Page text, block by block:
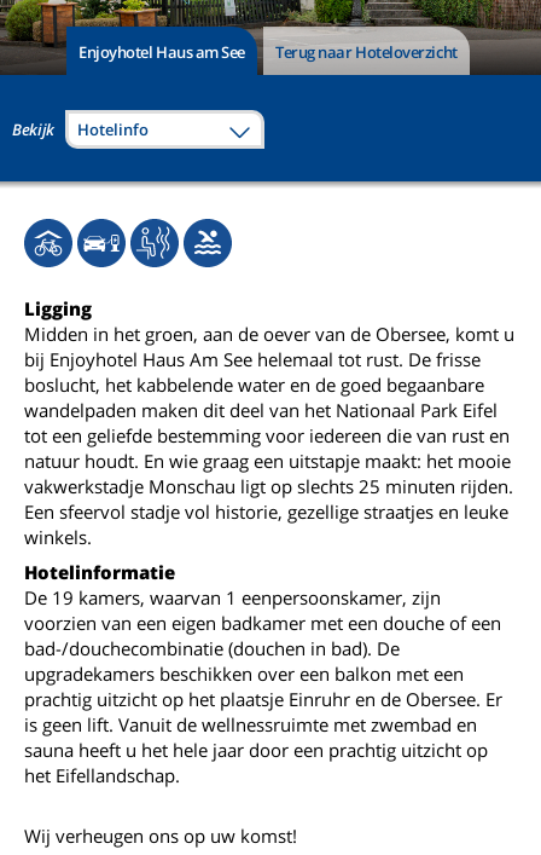
Enjoyhotel Haus am See Terug naar Hoteloverzicht
Bekijk Hotelinfo
Ligging
Midden in het groen, aan de oever van de Obersee, komt u
bij Enjoyhotel Haus Am See helemaal tot rust. De frisse
boslucht, het kabbelende water en de goed begaanbare
wandelpaden maken dit deel van het Nationaal Park Eifel
tot een geliefde bestemming voor iedereen die van rust en
natuur houdt. En wie graag een uitstapje maakt: het mooie
vakwerkstadje Monschau ligt op slechts 25 minuten rijden.
Een sfeervol stadje vol historie, gezellige straatjes en leuke
winkels.
Hotelinformatie
De 19 kamers, waarvan 1 eenpersoonskamer, zijn
voorzien van een eigen badkamer met een douche of een
bad-/douchecombinatie (douchen in bad). De
upgradekamers beschikken over een balkon met een
prachtig uitzicht op het plaatsje Einruhr en de Obersee. Er
is geen lift. Vanuit de wellnessruimte met zwembad en
sauna heeft u het hele jaar door een prachtig uitzicht op
het Eifellandschap.
Wij verheugen ons op uw komst!